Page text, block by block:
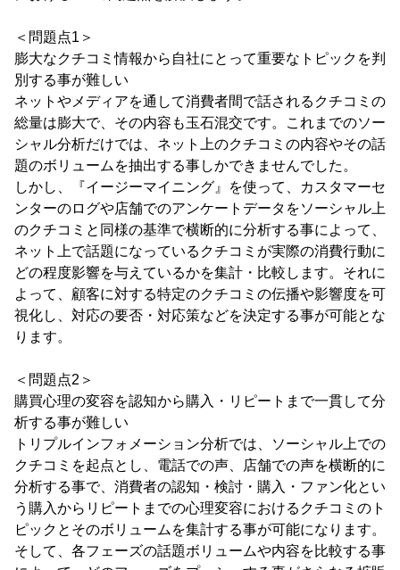
＜問題点1＞
膨大なクチコミ情報から自社にとって重要なトピックを判
別する事が難しい
ネットやメディアを通して消費者間で話されるクチコミの
総量は膨大で、その内容も玉石混交です。これまでのソー
シャル分析だけでは、ネット上のクチコミの内容やその話
題のボリュームを抽出する事しかできませんでした。
しかし、『イージーマイニング』を使って、カスタマーセ
ンターのログや店舗でのアンケートデータをソーシャル上
のクチコミと同様の基準で横断的に分析する事によって、
ネット上で話題になっているクチコミが実際の消費行動に
どの程度影響を与えているかを集計・比較します。それに
よって、顧客に対する特定のクチコミの伝播や影響度を可
視化し、対応の要否・対応策などを決定する事が可能とな
ります。
＜問題点2＞
購買心理の変容を認知から購入・リピートまで一貫して分
析する事が難しい
トリプルインフォメーション分析では、ソーシャル上での
クチコミを起点とし、電話での声、店舗での声を横断的に
分析する事で、消費者の認知・検討・購入・ファン化とい
う購入からリピートまでの心理変容におけるクチコミのト
ピックとそのボリュームを集計する事が可能になります。
そして、各フェーズの話題ボリュームや内容を比較する事